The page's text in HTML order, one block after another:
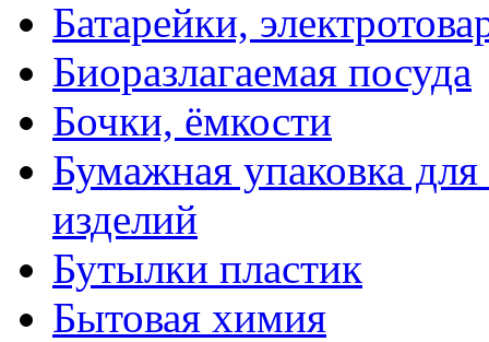
Батарейки,
Биоразлагаемая посуда
Бочки, ёмкости
Бумажная упаковка
изделий
Бутылки пластик
Бытовая химия